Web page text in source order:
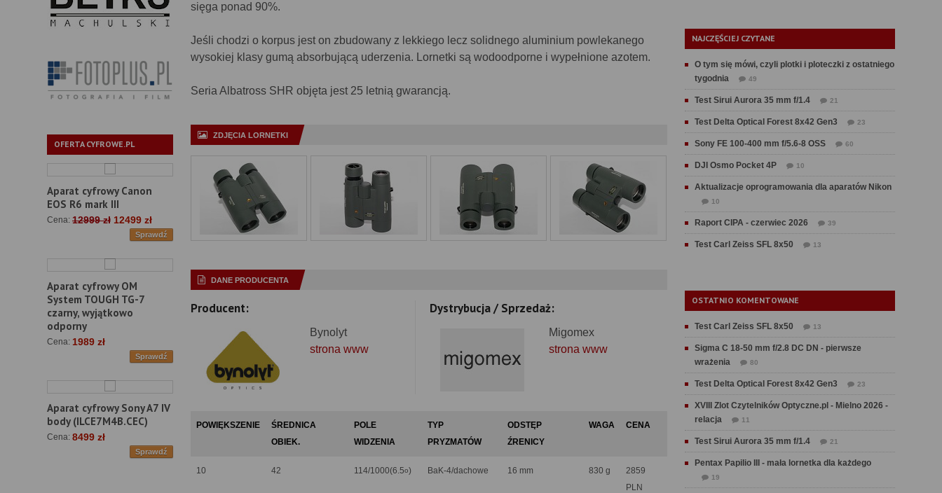
OFERTA CYFROWE.PL
Aparat cyfrowy Canon
EOS R6 mark III
Cena: 12999 zł 12499 zł
Sprawdź
Aparat cyfrowy OM
System TOUGH TG-7
czarny, wyjątkowo
odporny
Cena: 1989 zł
Sprawdź
Aparat cyfrowy Sony A7 IV
body (ILCE7M4B.CEC)
Cena: 8499 zł
Sprawdź
sięga ponad 90%.
Jeśli chodzi o korpus jest on zbudowany z lekkiego lecz solidnego aluminium powlekanego
wysokiej klasy gumą absorbującą uderzenia. Lornetki są wodoodporne i wypełnione azotem.
Seria Albatross SHR objęta jest 25 letnią gwarancją.
ZDJĘCIA LORNETKI
DANE PRODUCENTA
Producent:
Bynolyt
strona www
Dystrybucja / Sprzedaż:
Migomex
strona www
POWIĘKSZENIE
ŚREDNICA
OBIEK.
POLE
WIDZENIA
TYP
PRYZMATÓW
ODSTĘP
ŹRENICY
WAGA CENA
10 42 114/1000(6.5o) BaK-4/dachowe 16 mm 830 g
2859
PLN
NAJCZĘŚCIEJ CZYTANE
O tym się mówi, czyli plotki i ploteczki z ostatniego
tygodnia
49
Test Sirui Aurora 35 mm f/1.4 21
Test Delta Optical Forest 8x42 Gen3 23
Sony FE 100-400 mm f/5.6-8 OSS 60
DJI Osmo Pocket 4P 10
Aktualizacje oprogramowania dla aparatów Nikon
10
Raport CIPA - czerwiec 2026 39
Test Carl Zeiss SFL 8x50 13
OSTATNIO KOMENTOWANE
Test Carl Zeiss SFL 8x50 13
Sigma C 18-50 mm f/2.8 DC DN - pierwsze
wrażenia
80
Test Delta Optical Forest 8x42 Gen3 23
XVIII Zlot Czytelników Optyczne.pl - Mielno 2026 -
relacja
11
Test Sirui Aurora 35 mm f/1.4 21
Pentax Papilio III - mała lornetka dla każdego
19